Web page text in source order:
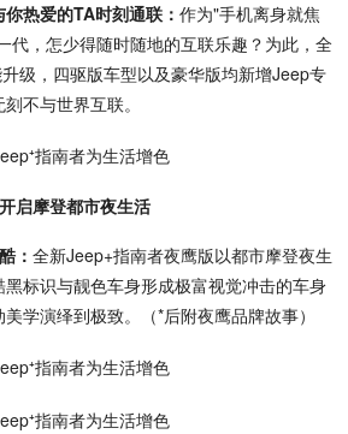
热爱的TA时刻通联： 作为"手机离身就焦
代，怎少得随时随地的互联乐趣？为此，全
级，四驱版车型以及豪华版均新增Jeep专
不与世界互联。
启摩登都市夜生活
： 全新Jeep+指南者夜鹰版以都市摩登夜生
标识与靓色车身形成极富视觉冲击的车身
学演绎到极致。（*后附夜鹰品牌故事）